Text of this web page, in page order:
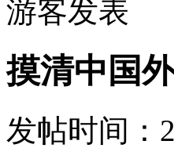
游客发表
摸清中国
发帖时间：